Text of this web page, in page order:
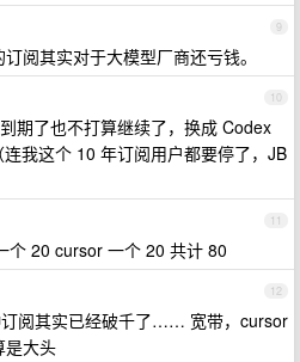
9
阅其实对于大模型厂商还亏钱。
10
期了也不打算继续了，换成 Codex
我这个 10 年订阅用户都要停了，JB
11
个 20 cursor 一个 20 共计 80
12
阅其实已经破千了…… 宽带，cursor
是大头